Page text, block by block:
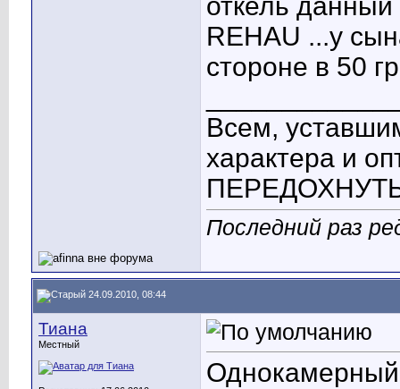
откель
REHAU ...у
стороне в 50
Всем,
характера и
Последний раз
24.09.2010, 08:44
Тиана
Местный
Однокамерный